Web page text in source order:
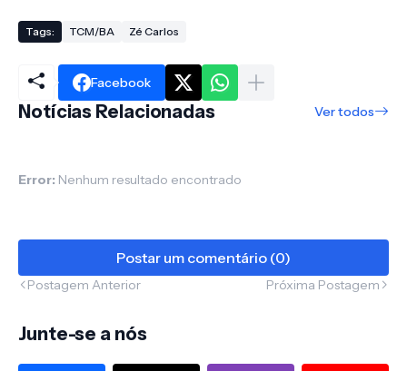
Tags: TCM/BA Zé Carlos
Facebook
Notícias Relacionadas Ver todos
Error: Nenhum resultado encontrado
Postar um comentário (0)
Postagem Anterior Próxima Postagem
Junte-se a nós